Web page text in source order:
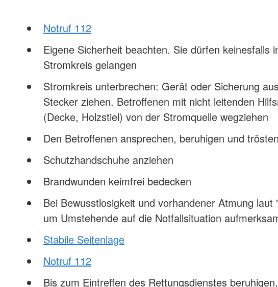
Notruf 112
Eigene Sicherheit beachten. Sie dürfen keinesfalls
Stromkreis gelangen
Stromkreis unterbrechen: Gerät oder Sicherung
Stecker ziehen. Betroffenen mit nicht leitenden
(Decke, Holzstiel) von der Stromquelle wegziehen
Den Betroffenen ansprechen, beruhigen und trösten
Schutzhandschuhe anziehen
Brandwunden keimfrei bedecken
Bei Bewusstlosigkeit und vorhandener Atmung laut
um Umstehende auf die Notfallsituation
Stabile Seitenlage
Notruf 112
Bis zum Eintreffen des Rettungsdienstes